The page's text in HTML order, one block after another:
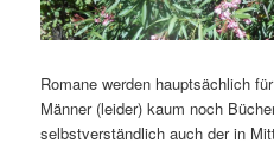
Romane werden hauptsächlich
Männer (leider) kaum noch
selbstverständlich auch der in